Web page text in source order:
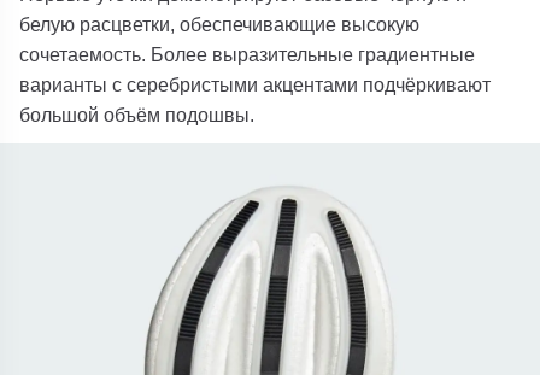
белую расцветки, обеспечивающие высокую
сочетаемость. Более выразительные градиентные
варианты с серебристыми акцентами подчёркивают
большой объём подошвы.